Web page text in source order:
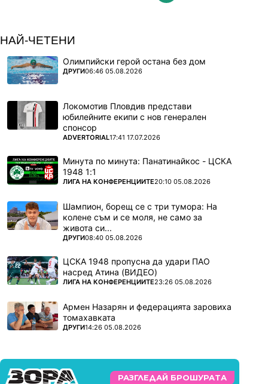
НАЙ-ЧЕТЕНИ
Олимпийски герой остана без дом
ПОВЕЧЕ ОТ
ДРУГИ06:46 05.08.2026
Локомотив Пловдив представи
юбилейните екипи с нов генерален
спонсор
ПОВЕЧЕ ОТ
ADVERTORIAL17:41 17.07.2026
Минута по минута: Панатинайкос - ЦСКА
1948 1:1
ПОВЕЧЕ ОТ
ЛИГА НА КОНФЕРЕНЦИИТЕ20:10 05.08.2026
Шампион, борещ се с три тумора: На
колене съм и се моля, не само за
живота си...
ПОВЕЧЕ ОТ
ДРУГИ08:40 05.08.2026
ЦСКА 1948 пропусна да удари ПАО
насред Атина (ВИДЕО)
ПОВЕЧЕ ОТ
ЛИГА НА КОНФЕРЕНЦИИТЕ23:26 05.08.2026
Армен Назарян и федерацията заровиха
томахавката
ПОВЕЧЕ ОТ
ДРУГИ14:26 05.08.2026
РАЗГЛЕДАЙ БРОШУРАТА